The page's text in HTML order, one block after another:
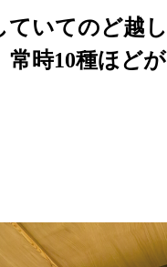
ていてのど越し
時10種ほどが